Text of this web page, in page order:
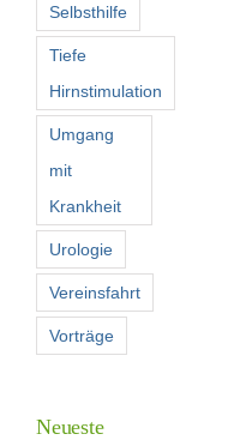
Selbsthilfe
Tiefe
Hirnstimulation
Umgang
mit
Krankheit
Urologie
Vereinsfahrt
Vorträge
Neueste